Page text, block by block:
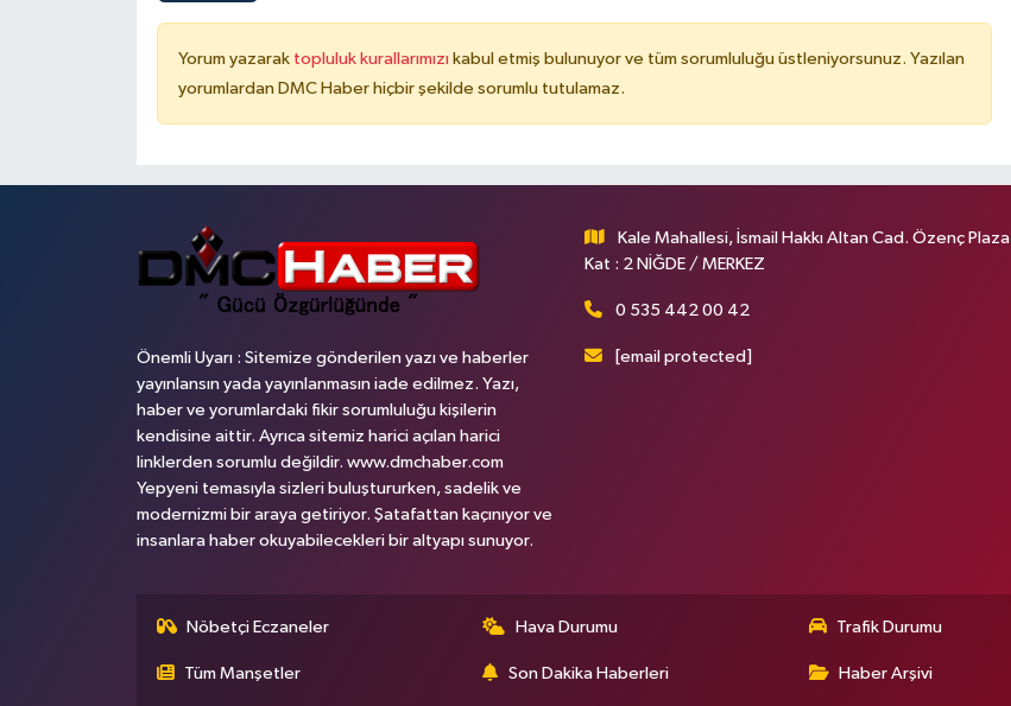
Yorum yazarak topluluk kurallarımızı kabul etmiş bulunuyor ve tüm sorumluluğu üstleniyorsunuz. Yazılan
yorumlardan DMC Haber hiçbir şekilde sorumlu tutulamaz.
Önemli Uyarı : Sitemize gönderilen yazı ve haberler
yayınlansın yada yayınlanmasın iade edilmez. Yazı,
haber ve yorumlardaki fikir sorumluluğu kişilerin
kendisine aittir. Ayrıca sitemiz harici açılan harici
linklerden sorumlu değildir. www.dmchaber.com
Yepyeni temasıyla sizleri buluştururken, sadelik ve
modernizmi bir araya getiriyor. Şatafattan kaçınıyor ve
insanlara haber okuyabilecekleri bir altyapı sunuyor.
Kale Mahallesi, İsmail Hakkı Altan Cad. Özenç Plaza
Kat : 2 NİĞDE / MERKEZ
0 535 442 00 42
[email protected]
Nöbetçi Eczaneler Hava Durumu Trafik Durumu
Tüm Manşetler Son Dakika Haberleri Haber Arşivi